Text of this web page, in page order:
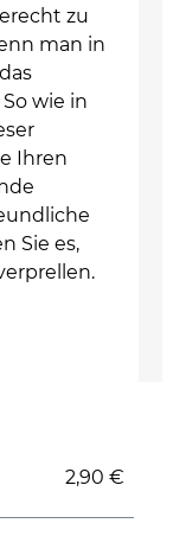
zu
man in
wie in
Ihren
Sie es,
2,90 €